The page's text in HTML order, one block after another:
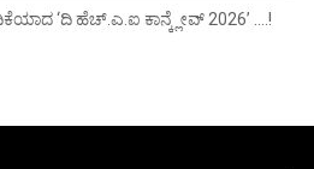
‘ದಿ ಹೆಚ್.ಎ.ಐ ಕಾನ್ಕ್ಲೇವ್ 2026’ ….!